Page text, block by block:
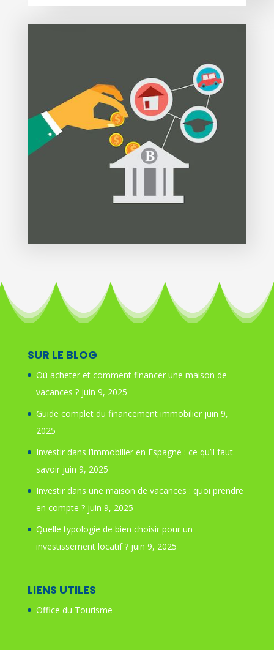
SUR LE BLOG
Où acheter et comment financer une maison de
vacances ? juin 9, 2025
Guide complet du financement immobilier juin 9,
2025
Investir dans l’immobilier en Espagne : ce qu’il faut
savoir juin 9, 2025
Investir dans une maison de vacances : quoi prendre
en compte ? juin 9, 2025
Quelle typologie de bien choisir pour un
investissement locatif ? juin 9, 2025
LIENS UTILES
Office du Tourisme